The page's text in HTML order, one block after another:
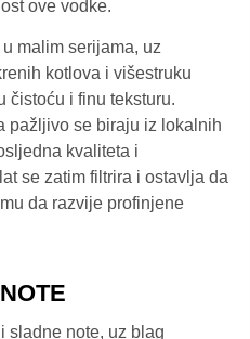
ove vodke.
malim serijama, uz
kotlova i višestruku
čistoću i finu teksturu.
pažljivo se biraju iz lokalnih
kvaliteta i
se zatim filtrira i ostavlja da
da razvije profinjene
sladne note, uz blag